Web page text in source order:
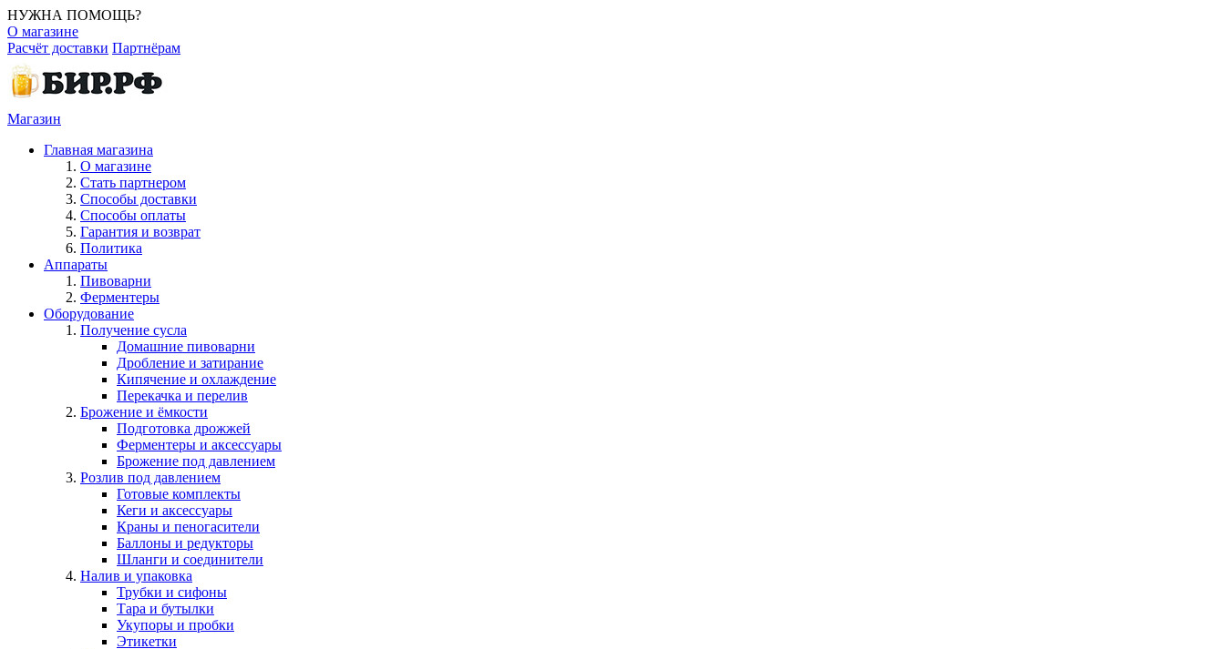
НУЖНА ПОМОЩЬ?
О магазине
Расчёт доставки Партнёрам
Магазин
Главная магазина
О магазине
Стать партнером
Способы доставки
Способы оплаты
Гарантия и возврат
Политика
Аппараты
Пивоварни
Ферментеры
Оборудование
Получение сусла
Домашние пивоварни
Дробление и затирание
Кипячение и охлаждение
Перекачка и перелив
Брожение и ёмкости
Подготовка дрожжей
Ферментеры и аксессуары
Брожение под давлением
Розлив под давлением
Готовые комплекты
Кеги и аксессуары
Краны и пеногасители
Баллоны и редукторы
Шланги и соединители
Налив и упаковка
Трубки и сифоны
Тара и бутылки
Укупоры и пробки
Этикетки